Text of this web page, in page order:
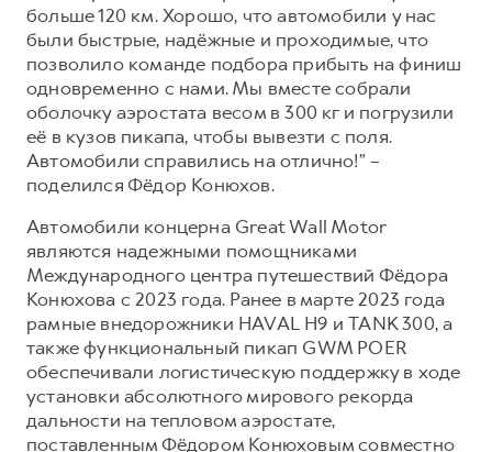
больше 120 км. Хорошо, что автомобили у нас
были быстрые, надёжные и проходимые, что
позволило команде подбора прибыть на финиш
одновременно с нами. Мы вместе собрали
оболочку аэростата весом в 300 кг и погрузили
её в кузов пикапа, чтобы вывезти с поля.
Автомобили справились на отлично!” –
поделился Фёдор Конюхов.
Автомобили концерна Great Wall Motor
являются надежными помощниками
Международного центра путешествий Фёдора
Конюхова с 2023 года. Ранее в марте 2023 года
рамные внедорожники HAVAL H9 и TANK 300, а
также функциональный пикап GWM POER
обеспечивали логистическую поддержку в ходе
установки абсолютного мирового рекорда
дальности на тепловом аэростате,
поставленным Фёдором Конюховым совместно